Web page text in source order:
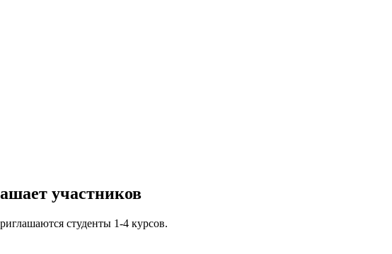
участников
студенты 1-4 курсов.